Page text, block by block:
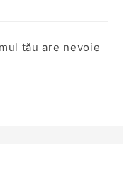
tău are nevoie